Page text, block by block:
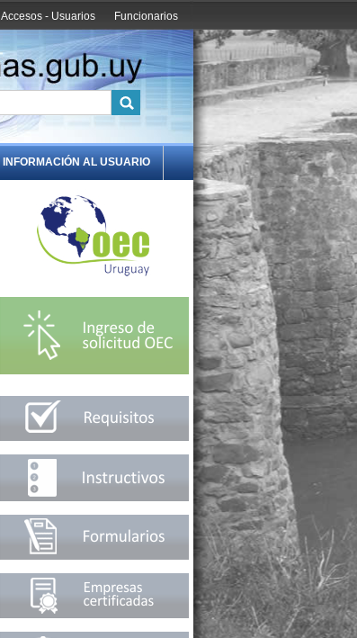
Funcionarios
Accesos - Usuarios
INFORMACIÓN AL USUARIO